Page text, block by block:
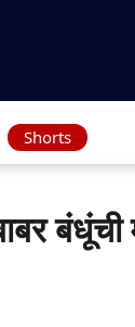
Shorts
बंधूंची